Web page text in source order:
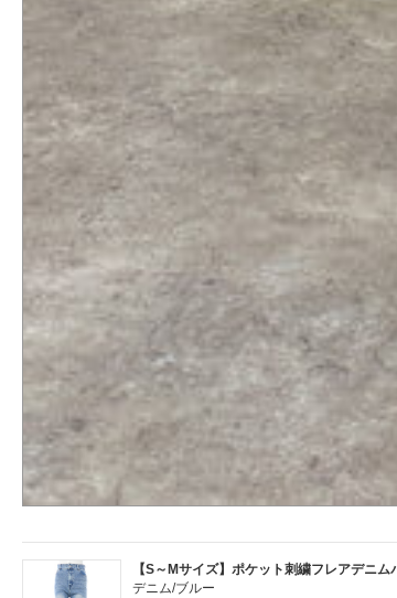
【S～Mサイズ】ポケット刺繍フレアデニム
デニム/ブルー